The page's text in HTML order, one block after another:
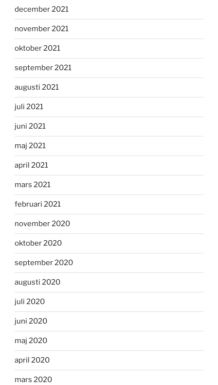
december 2021
november 2021
oktober 2021
september 2021
augusti 2021
juli 2021
juni 2021
maj 2021
april 2021
mars 2021
februari 2021
november 2020
oktober 2020
september 2020
augusti 2020
juli 2020
juni 2020
maj 2020
april 2020
mars 2020